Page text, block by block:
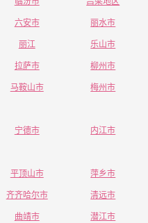
六安市
丽水市
丽江
乐山市
拉萨市
柳州市
马鞍山市
梅州市
宁德市
内江市
平顶山市
萍乡市
齐齐哈尔市
清远市
曲靖市 潜江市